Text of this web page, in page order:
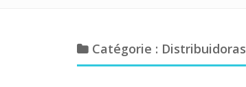
Catégorie : Distribuidoras